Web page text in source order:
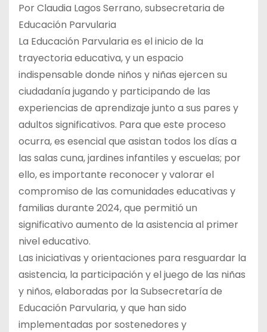
Por Claudia Lagos Serrano, subsecretaria de
Educación Parvularia
La Educación Parvularia es el inicio de la
trayectoria educativa, y un espacio
indispensable donde niños y niñas ejercen su
ciudadanía jugando y participando de las
experiencias de aprendizaje junto a sus pares y
adultos significativos. Para que este proceso
ocurra, es esencial que asistan todos los días a
las salas cuna, jardines infantiles y escuelas; por
ello, es importante reconocer y valorar el
compromiso de las comunidades educativas y
familias durante 2024, que permitió un
significativo aumento de la asistencia al primer
nivel educativo.
Las iniciativas y orientaciones para resguardar la
asistencia, la participación y el juego de las niñas
y niños, elaboradas por la Subsecretaría de
Educación Parvularia, y que han sido
implementadas por sostenedores y